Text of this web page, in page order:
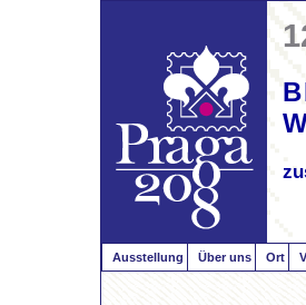
Ausstellung Über uns Ort